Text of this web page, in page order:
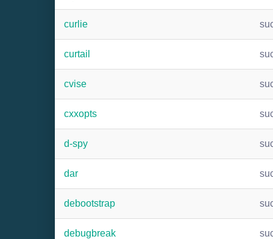
curlie
curtail
cvise
cxxopts
d-spy
dar
debootstrap
debugbreak